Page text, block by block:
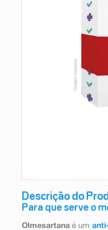
Descrição do
Para que serve o
Olmesartana é um